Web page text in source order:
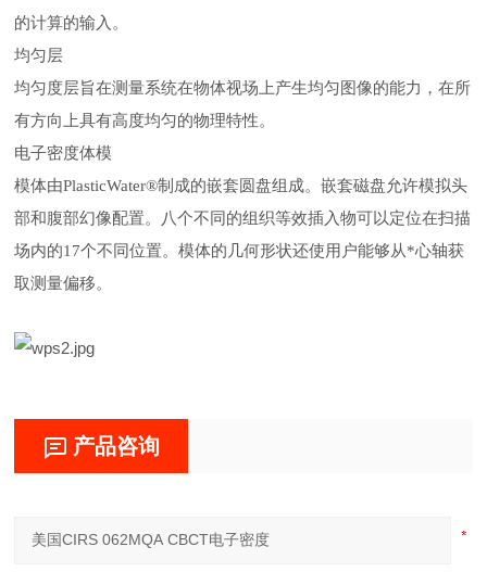
的计算的输入。
均匀层
均匀度层旨在测量系统在物体视场上产生均匀图像的能力，在所
有方向上具有高度均匀的物理特性。
电子密度体模
模体由PlasticWater®制成的嵌套圆盘组成。嵌套磁盘允许模拟头
部和腹部幻像配置。八个不同的组织等效插入物可以定位在扫描
场内的17个不同位置。模体的几何形状还使用户能够从*心轴获
取测量偏移。
产品咨询